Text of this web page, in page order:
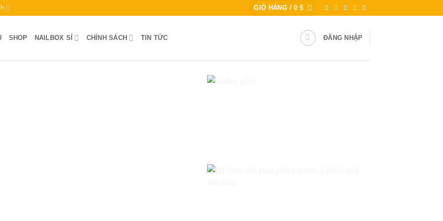
GIỎ HÀNG /0$
SHOP NAILBOX SỈ CHÍNH SÁCH TIN TỨC ĐĂNG NHẬP